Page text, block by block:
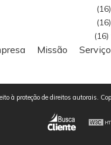
Missão
à proteção de direitos autorais.